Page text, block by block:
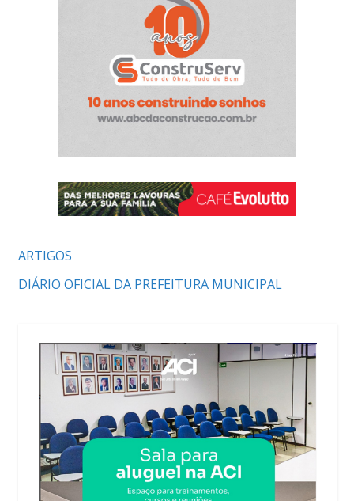
ARTIGOS
DIÁRIO OFICIAL DA PREFEITURA MUNICIPAL